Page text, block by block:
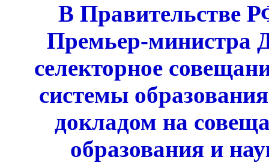
В Правительстве
Премьер-министра
селекторное
системы
докладом на
образования и